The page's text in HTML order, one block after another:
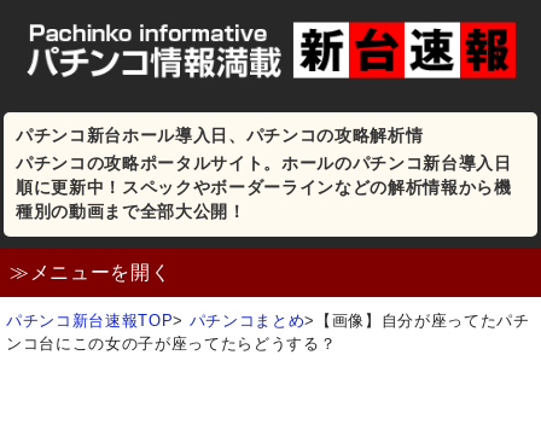
パチンコ新台ホール導入日、パチンコの攻略解析情
パチンコの攻略ポータルサイト。ホールのパチンコ新台導入日
順に更新中！スペックやボーダーラインなどの解析情報から機
種別の動画まで全部大公開！
≫メニューを開く
パチンコ新台速報TOP> パチンコまとめ>
【画像】自分が座ってたパチ
ンコ台にこの女の子が座ってたらどうする？